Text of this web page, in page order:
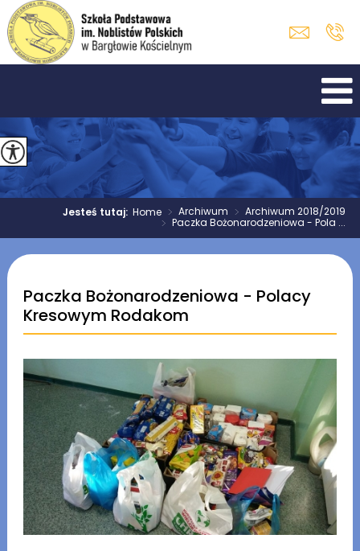
Jesteś tutaj:Home > Archiwum > Archiwum 2018/2019
> Paczka Bożonarodzeniowa - Pola ...
Paczka Bożonarodzeniowa - Polacy
Kresowym Rodakom